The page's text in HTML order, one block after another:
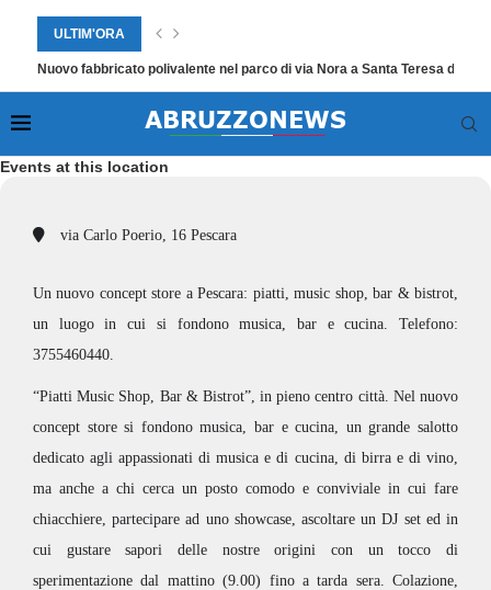
ULTIM'ORA
Nuovo fabbricato polivalente nel parco di via Nora a Santa Teresa di
Events at this location
via Carlo Poerio, 16 Pescara
Un nuovo concept store a Pescara: piatti, music shop, bar & bistrot,
un luogo in cui si fondono musica, bar e cucina. Telefono:
3755460440.
“Piatti Music Shop, Bar & Bistrot”, in pieno centro città. Nel nuovo
concept store si fondono musica, bar e cucina, un grande salotto
dedicato agli appassionati di musica e di cucina, di birra e di vino,
ma anche a chi cerca un posto comodo e conviviale in cui fare
chiacchiere, partecipare ad uno showcase, ascoltare un DJ set ed in
cui gustare sapori delle nostre origini con un tocco di
sperimentazione dal mattino (9.00) fino a tarda sera. Colazione,